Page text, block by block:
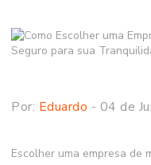
Por: Eduardo - 04 de
Escolher uma empresa de